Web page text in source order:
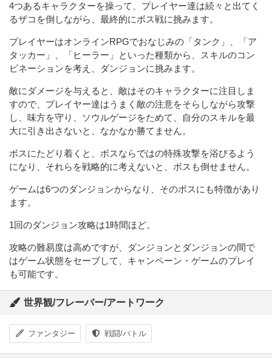
4つあるキャラクターを操って、プレイヤー達は続々と出てく
るザコを倒しながら、最終的にボス戦に挑みます。
プレイヤーはオンラインRPGでおなじみの「タンク」、「ア
タッカー」、「ヒーラー」といった種類から、スキルのコン
ビネーションを考え、ダンジョンに挑みます。
敵にダメージを与えると、敵はそのキャラクターに注目しま
すので、プレイヤー達はうまく敵の注意をそらしながら攻撃
し、味方を守り、ソウルゲージをためて、自分のスキルを最
大に引き出さないと、なかなか勝てません。
ボスにたどり着くと、ボスならではの特殊攻撃を浴びるよう
になり、それらを戦略的に考えないと、ボスも倒せません。
ゲームは6つのダンジョンからなり、そのボスにも特徴があり
ます。
1回のダンジョン攻略は1時間ほど。
攻略の難易度は高めですが、ダンジョンとダンジョンの間で
はゲーム状態をセーブして、キャンペーン・ゲームのプレイ
も可能です。
世界観/フレーバー/アートワーク
ファンタジー 戦闘/バトル